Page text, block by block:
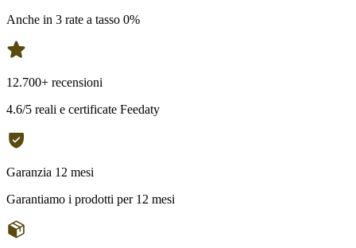
Anche in 3 rate a tasso 0%
12.700+ recensioni
4.6/5 reali e certificate Feedaty
Garanzia 12 mesi
Garantiamo i prodotti per 12 mesi